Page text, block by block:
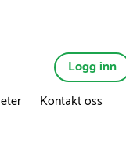
Logg inn
Kontakt oss